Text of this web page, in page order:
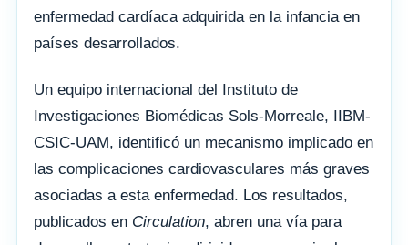
enfermedad cardíaca adquirida en la infancia en
países desarrollados.
Un equipo internacional del Instituto de
Investigaciones Biomédicas Sols-Morreale, IIBM-
CSIC-UAM, identificó un mecanismo implicado en
las complicaciones cardiovasculares más graves
asociadas a esta enfermedad. Los resultados,
publicados en Circulation, abren una vía para